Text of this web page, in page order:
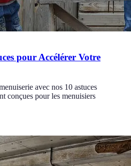
pour Accélérer Votre
avec nos 10 astuces
conçues pour les menuisiers